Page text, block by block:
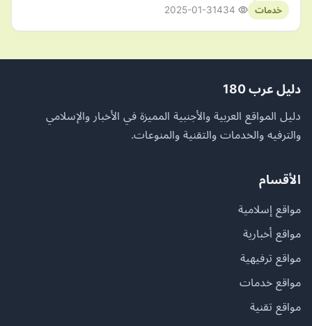
خدمات 2025-01-31
دليل عرب 180
دليل المواقع العربية والأجنبية المميزة في الأخبار والإسلامي
والترفيه والخدمات والتقنية والمنوعات.
الأقسام
مواقع إسلامية
مواقع أخبارية
مواقع ترفيهية
مواقع خدمات
مواقع تقنية